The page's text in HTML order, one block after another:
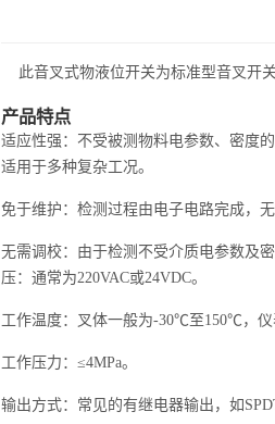
此音叉式物液位开关为标准型音叉开关
产品特点
适应性强：不受被测物料电参数、密度
适用于多种复杂工况。
免于维护：检测过程由电子电路完成，
无需调校：由于检测不受介质电参数及
压：通常为220VAC或24VDC。
工作温度：叉体一般为-30℃至150℃，
工作压力：≤4MPa。
输出方式：常见的有继电器输出，如